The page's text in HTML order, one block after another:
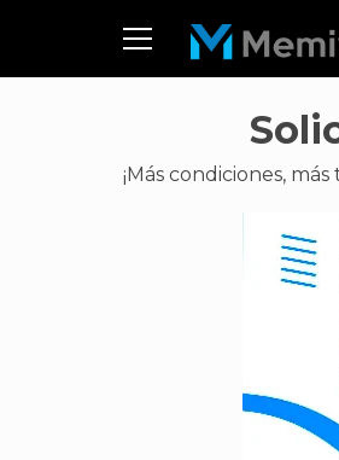
¡Más condiciones,